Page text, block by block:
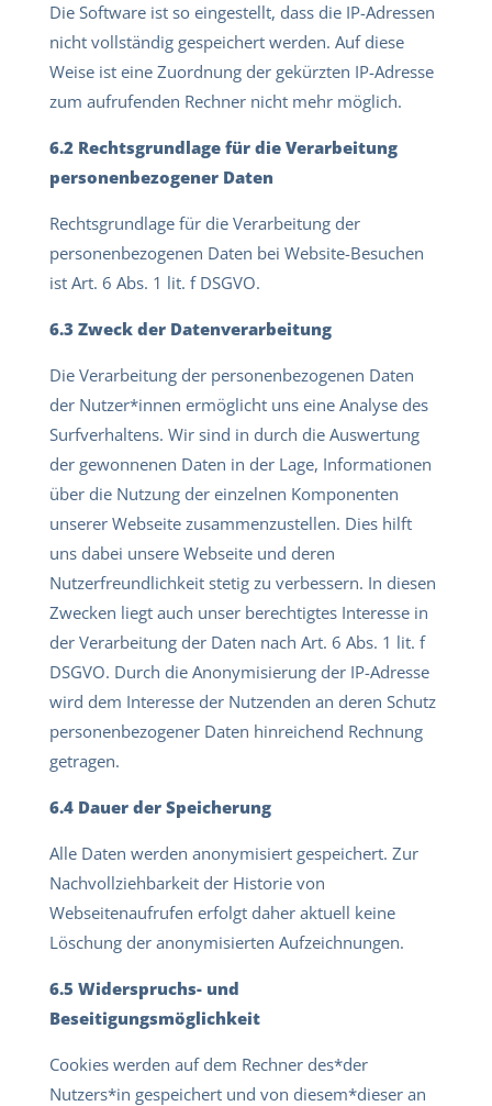
Die Software ist so eingestellt, dass die IP-Adressen
nicht vollständig gespeichert werden. Auf diese
Weise ist eine Zuordnung der gekürzten IP-Adresse
zum aufrufenden Rechner nicht mehr möglich.
6.2 Rechtsgrundlage für die Verarbeitung
personenbezogener Daten
Rechtsgrundlage für die Verarbeitung der
personenbezogenen Daten bei Website-Besuchen
ist Art. 6 Abs. 1 lit. f DSGVO.
6.3 Zweck der Datenverarbeitung
Die Verarbeitung der personenbezogenen Daten
der Nutzer*innen ermöglicht uns eine Analyse des
Surfverhaltens. Wir sind in durch die Auswertung
der gewonnenen Daten in der Lage, Informationen
über die Nutzung der einzelnen Komponenten
unserer Webseite zusammenzustellen. Dies hilft
uns dabei unsere Webseite und deren
Nutzerfreundlichkeit stetig zu verbessern. In diesen
Zwecken liegt auch unser berechtigtes Interesse in
der Verarbeitung der Daten nach Art. 6 Abs. 1 lit. f
DSGVO. Durch die Anonymisierung der IP-Adresse
wird dem Interesse der Nutzenden an deren Schutz
personenbezogener Daten hinreichend Rechnung
getragen.
6.4 Dauer der Speicherung
Alle Daten werden anonymisiert gespeichert. Zur
Nachvollziehbarkeit der Historie von
Webseitenaufrufen erfolgt daher aktuell keine
Löschung der anonymisierten Aufzeichnungen.
6.5 Widerspruchs- und
Beseitigungsmöglichkeit
Cookies werden auf dem Rechner des*der
Nutzers*in gespeichert und von diesem*dieser an